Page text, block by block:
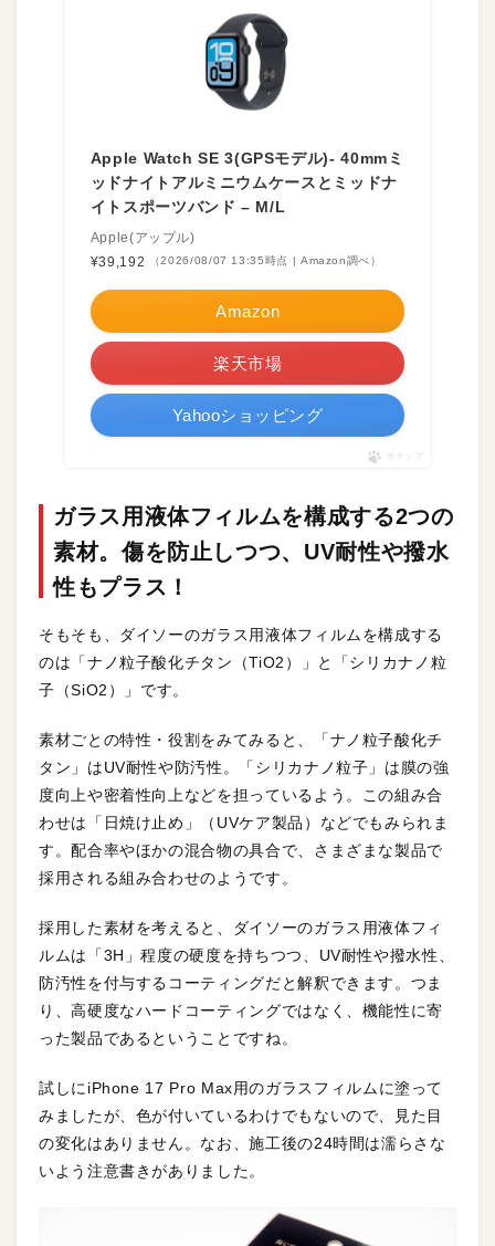
Apple Watch SE 3(GPSモデル)- 40mmミ
ッドナイトアルミニウムケースとミッドナ
イトスポーツバンド – M/L
Apple(アップル)
¥39,192
（2026/08/07 13:35時点 | Amazon調べ）
Amazon
楽天市場
Yahooショッピング
ポチップ
ガラス用液体フィルムを構成する2つの
素材。傷を防止しつつ、UV耐性や撥水
性もプラス！
そもそも、ダイソーのガラス用液体フィルムを構成する
のは「ナノ粒子酸化チタン（TiO2）」と「シリカナノ粒
子（SiO2）」です。
素材ごとの特性・役割をみてみると、「ナノ粒子酸化チ
タン」はUV耐性や防汚性。「シリカナノ粒子」は膜の強
度向上や密着性向上などを担っているよう。この組み合
わせは「日焼け止め」（UVケア製品）などでもみられま
す。配合率やほかの混合物の具合で、さまざまな製品で
採用される組み合わせのようです。
採用した素材を考えると、ダイソーのガラス用液体フィ
ルムは「3H」程度の硬度を持ちつつ、UV耐性や撥水性、
防汚性を付与するコーティングだと解釈できます。つま
り、高硬度なハードコーティングではなく、機能性に寄
った製品であるということですね。
試しにiPhone 17 Pro Max用のガラスフィルムに塗って
みましたが、色が付いているわけでもないので、見た目
の変化はありません。なお、施工後の24時間は濡らさな
いよう注意書きがありました。